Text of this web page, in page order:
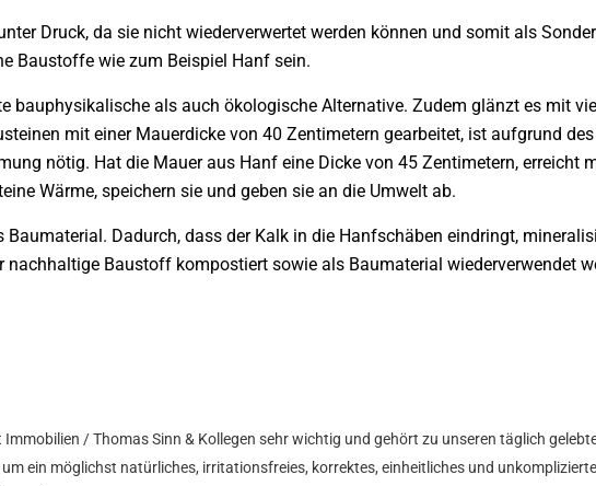
Druck, da sie nicht wiederverwertet werden können und somit als
Baustoffe wie zum Beispiel Hanf sein.
bauphysikalische als auch ökologische Alternative. Zudem glänzt es mit
mit einer Mauerdicke von 40 Zentimetern gearbeitet, ist aufgrund des
nötig. Hat die Mauer aus Hanf eine Dicke von 45 Zentimetern, erreicht
Wärme, speichern sie und geben sie an die Umwelt ab.
Dadurch, dass der Kalk in die Hanfschäben eindringt,
Baustoff kompostiert sowie als Baumaterial wiederverwendet
/ Thomas Sinn & Kollegen sehr wichtig und gehört zu unseren täglich
ein möglichst natürliches, irritationsfreies, korrektes, einheitliches und